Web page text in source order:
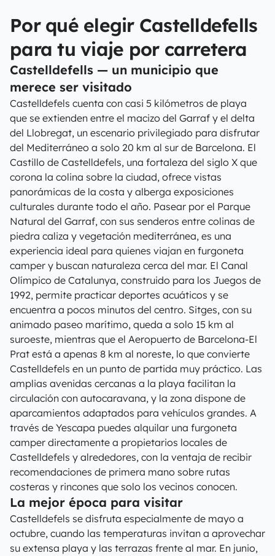
Por qué elegir Castelldefells
para tu viaje por carretera
Castelldefells — un municipio que
merece ser visitado
Castelldefels cuenta con casi 5 kilómetros de playa
que se extienden entre el macizo del Garraf y el delta
del Llobregat, un escenario privilegiado para disfrutar
del Mediterráneo a solo 20 km al sur de Barcelona. El
Castillo de Castelldefels, una fortaleza del siglo X que
corona la colina sobre la ciudad, ofrece vistas
panorámicas de la costa y alberga exposiciones
culturales durante todo el año. Pasear por el Parque
Natural del Garraf, con sus senderos entre colinas de
piedra caliza y vegetación mediterránea, es una
experiencia ideal para quienes viajan en furgoneta
camper y buscan naturaleza cerca del mar. El Canal
Olímpico de Catalunya, construido para los Juegos de
1992, permite practicar deportes acuáticos y se
encuentra a pocos minutos del centro. Sitges, con su
animado paseo marítimo, queda a solo 15 km al
suroeste, mientras que el Aeropuerto de Barcelona-El
Prat está a apenas 8 km al noreste, lo que convierte
Castelldefels en un punto de partida muy práctico. Las
amplias avenidas cercanas a la playa facilitan la
circulación con autocaravana, y la zona dispone de
aparcamientos adaptados para vehículos grandes. A
través de Yescapa puedes alquilar una furgoneta
camper directamente a propietarios locales de
Castelldefels y alrededores, con la ventaja de recibir
recomendaciones de primera mano sobre rutas
costeras y rincones que solo los vecinos conocen.
La mejor época para visitar
Castelldefels se disfruta especialmente de mayo a
octubre, cuando las temperaturas invitan a aprovechar
su extensa playa y las terrazas frente al mar. En junio,